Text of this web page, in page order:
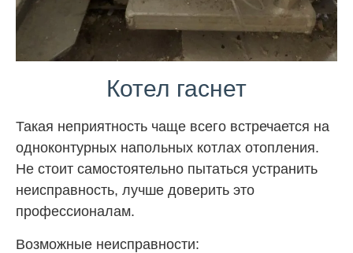
Котел гаснет
Такая неприятность чаще всего встречается на
одноконтурных напольных котлах отопления.
Не стоит самостоятельно пытаться устранить
неисправность, лучше доверить это
профессионалам.
Возможные неисправности: